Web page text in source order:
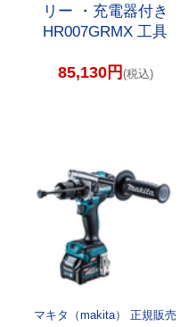
リー ・充電器付き
HR007GRMX 工具
85,130円 (税込)
マキタ（makita） 正規販売